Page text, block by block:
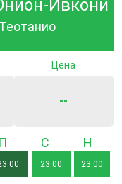
Ивкони
Цена
--
Събота
23:00 23:00